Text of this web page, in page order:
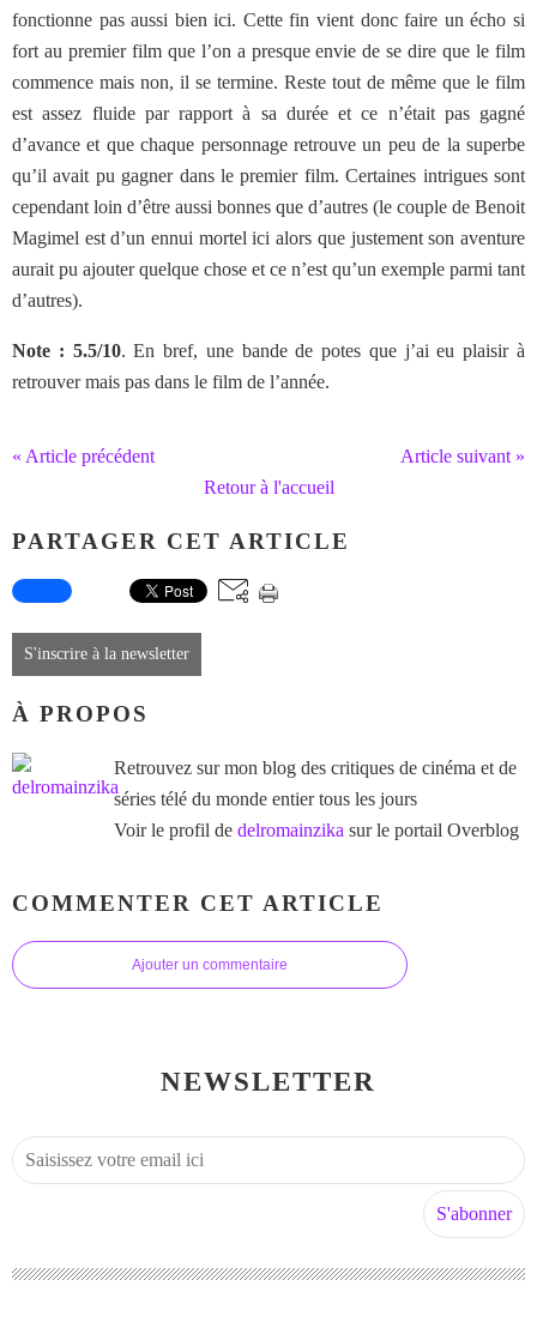
fonctionne pas aussi bien ici. Cette fin vient donc faire un écho si
fort au premier film que l’on a presque envie de se dire que le film
commence mais non, il se termine. Reste tout de même que le film
est assez fluide par rapport à sa durée et ce n’était pas gagné
d’avance et que chaque personnage retrouve un peu de la superbe
qu’il avait pu gagner dans le premier film. Certaines intrigues sont
cependant loin d’être aussi bonnes que d’autres (le couple de Benoit
Magimel est d’un ennui mortel ici alors que justement son aventure
aurait pu ajouter quelque chose et ce n’est qu’un exemple parmi tant
d’autres).
Note : 5.5/10. En bref, une bande de potes que j’ai eu plaisir à
retrouver mais pas dans le film de l’année.
« Article précédent
Article suivant »
Retour à l'accueil
PARTAGER CET ARTICLE
S'inscrire à la newsletter
À PROPOS
Retrouvez sur mon blog des critiques de cinéma et de
séries télé du monde entier tous les jours
Voir le profil de delromainzika sur le portail Overblog
COMMENTER CET ARTICLE
Ajouter un commentaire
NEWSLETTER